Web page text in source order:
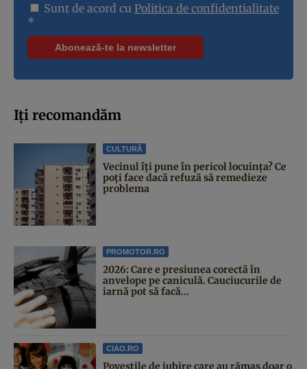
Sunt de acord cu Politica de confidentialitate
*
Iți recomandăm
CULTURĂ
Vecinul îți pune în pericol locuința? Ce
poți face dacă refuză să remedieze
problema
PROMOTOR.RO
2026: Care e presiunea corectă în
anvelope pe caniculă. Cauciucurile de
iarnă pot să facă...
CIAO.RO
Poveştile de iubire care au rămas doar o